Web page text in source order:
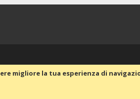
migliore la tua esperienza di
Car 2016.